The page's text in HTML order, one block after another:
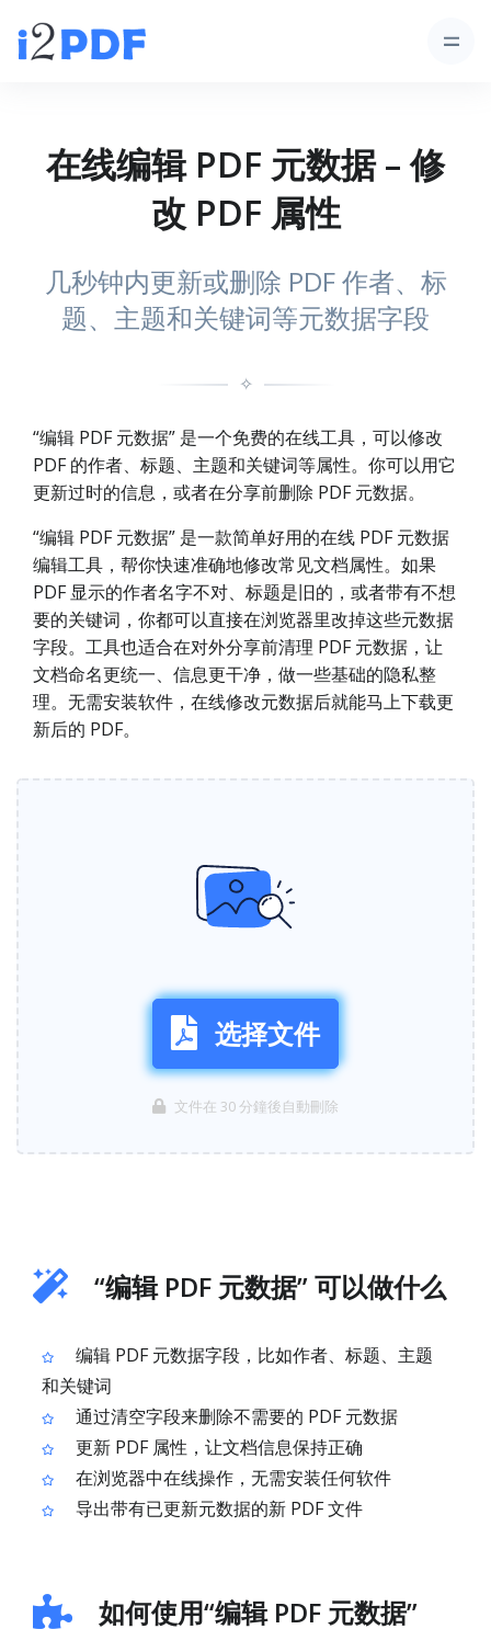
在线编辑 PDF 元数据 – 修
改 PDF 属性
几秒钟内更新或删除 PDF 作者、标
题、主题和关键词等元数据字段
✧
“编辑 PDF 元数据” 是一个免费的在线工具，可以修改
PDF 的作者、标题、主题和关键词等属性。你可以用它
更新过时的信息，或者在分享前删除 PDF 元数据。
“编辑 PDF 元数据” 是一款简单好用的在线 PDF 元数据
编辑工具，帮你快速准确地修改常见文档属性。如果
PDF 显示的作者名字不对、标题是旧的，或者带有不想
要的关键词，你都可以直接在浏览器里改掉这些元数据
字段。工具也适合在对外分享前清理 PDF 元数据，让
文档命名更统一、信息更干净，做一些基础的隐私整
理。无需安装软件，在线修改元数据后就能马上下载更
新后的 PDF。
选择文件
文件在 30 分鐘後自動刪除
“编辑 PDF 元数据” 可以做什么
编辑 PDF 元数据字段，比如作者、标题、主题
和关键词
通过清空字段来删除不需要的 PDF 元数据
更新 PDF 属性，让文档信息保持正确
在浏览器中在线操作，无需安装任何软件
导出带有已更新元数据的新 PDF 文件
如何使用“编辑 PDF 元数据”